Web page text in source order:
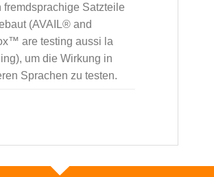
fremdsprachige Satzteile
(AVAIL® and
are testing aussi la
um die Wirkung in
Sprachen zu testen.